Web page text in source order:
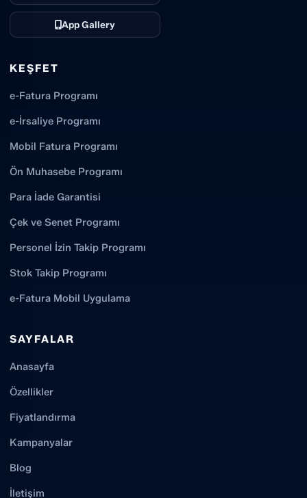
App Gallery
KEŞFET
e-Fatura Programı
e-İrsaliye Programı
Mobil Fatura Programı
Ön Muhasebe Programı
Para İade Garantisi
Çek ve Senet Programı
Personel İzin Takip Programı
Stok Takip Programı
e-Fatura Mobil Uygulama
SAYFALAR
Anasayfa
Özellikler
Fiyatlandırma
Kampanyalar
Blog
İletişim